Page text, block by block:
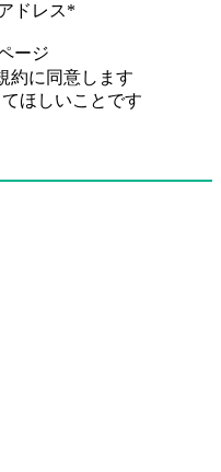
ドレス*
ージ
約に同意します
ほしいことです